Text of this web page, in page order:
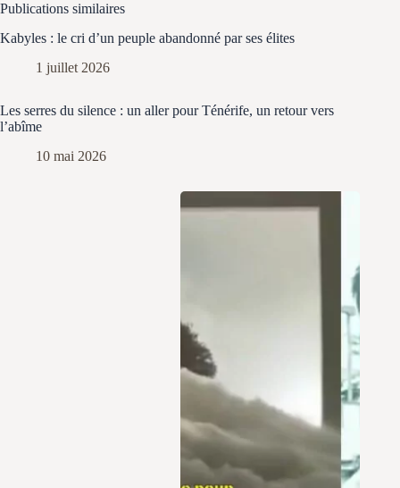
Publications similaires
Kabyles : le cri d’un peuple abandonné par ses élites
1 juillet 2026
Les serres du silence : un aller pour Ténérife, un retour vers
l’abîme
10 mai 2026